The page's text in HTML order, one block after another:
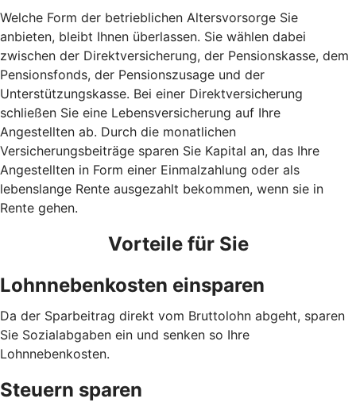
Welche Form der betrieblichen Altersvorsorge Sie
anbieten, bleibt Ihnen überlassen. Sie wählen dabei
zwischen der Direktversicherung, der Pensionskasse, dem
Pensionsfonds, der Pensionszusage und der
Unterstützungskasse. Bei einer Direktversicherung
schließen Sie eine Lebensversicherung auf Ihre
Angestellten ab. Durch die monatlichen
Versicherungsbeiträge sparen Sie Kapital an, das Ihre
Angestellten in Form einer Einmalzahlung oder als
lebenslange Rente ausgezahlt bekommen, wenn sie in
Rente gehen.
Vorteile für Sie
Lohnnebenkosten einsparen
Da der Sparbeitrag direkt vom Bruttolohn abgeht, sparen
Sie Sozialabgaben ein und senken so Ihre
Lohnnebenkosten.
Steuern sparen